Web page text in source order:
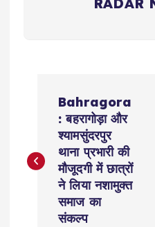
s
Bahragora
: बहरागोड़ा और
श्यामसुंदरपुर
थाना प्रभारी की
मौजूदगी में छात्रों
ने लिया नशामुक्त
समाज का
संकल्प